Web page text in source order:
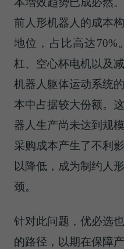
前人形机器人的成本
地位，占比高达70%
杠、空心杯电机以及
机器人躯体运动系统
本中占据较大份额。
器人生产尚未达到规
采购成本产生了不利
以降低，成为制约人
颈。
针对此问题，优必选
的路径，以期在保障